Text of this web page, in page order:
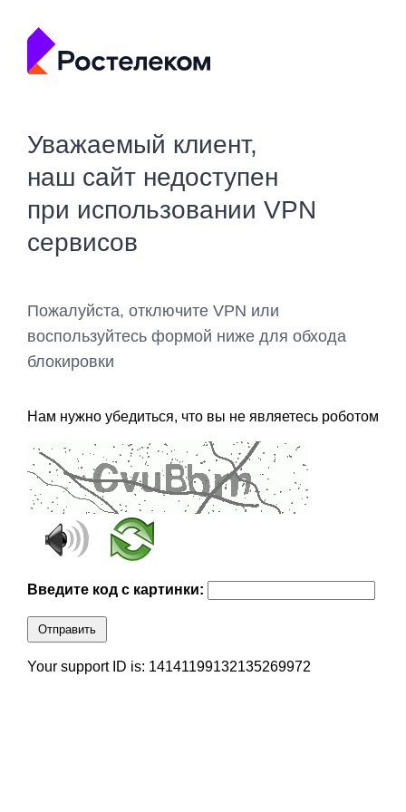
Уважаемый клиент,
наш сайт недоступен
при использовании VPN
сервисов
Пожалуйста, отключите VPN или
воспользуйтесь формой ниже для обхода
блокировки
Нам нужно убедиться, что вы не являетесь роботом
Введите код с картинки:
Отправить
Your support ID is: 14141199132135269972